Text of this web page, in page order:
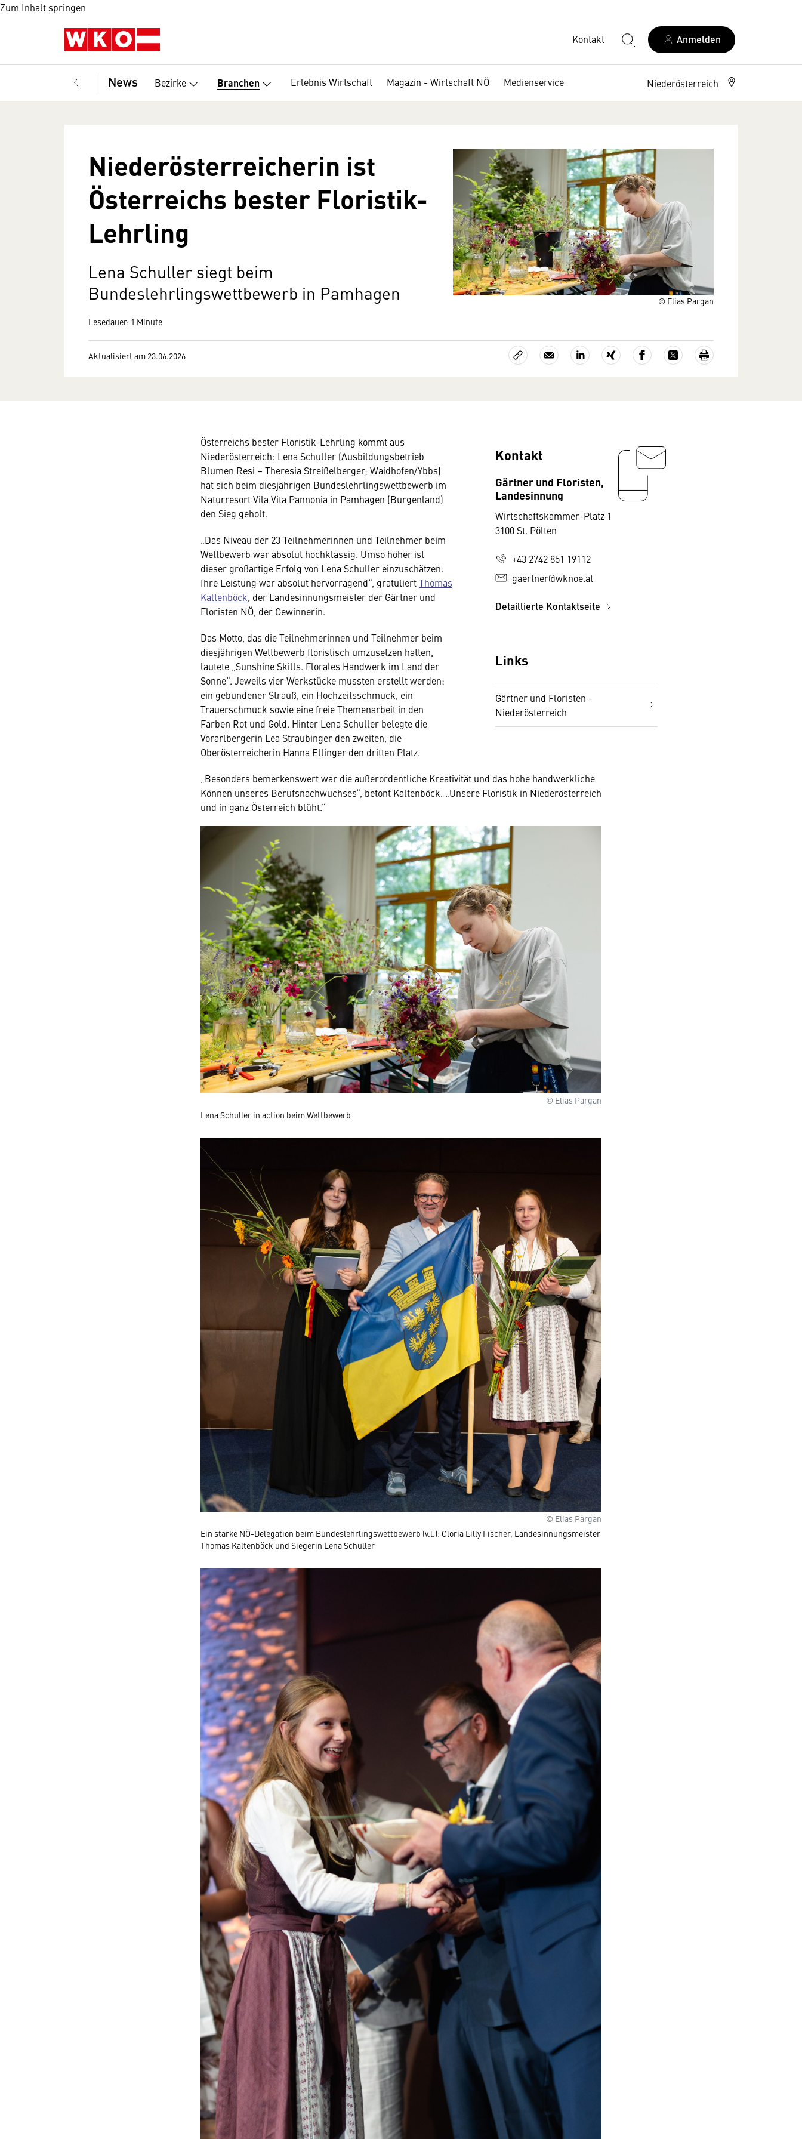
Zum Inhalt springen
Kontakt Anmelden
News Bezirke Branchen Erlebnis Wirtschaft Magazin - Wirtschaft NÖ Medienservice Niederösterreich
© Elias Pargan
Niederösterreicherin ist
Österreichs bester Floristik-
Lehrling
Lena Schuller siegt beim
Bundeslehrlingswettbewerb in Pamhagen
Lesedauer: 1 Minute
Aktualisiert am 23.06.2026
Kontakt
Gärtner und Floristen,
Landesinnung
Wirtschaftskammer-Platz 1
3100 St. Pölten
+43 2742 851 19112
gaertner@wknoe.at
Detaillierte Kontaktseite
Links
Gärtner und Floristen -
Niederösterreich
Österreichs bester Floristik-Lehrling kommt aus
Niederösterreich: Lena Schuller (Ausbildungsbetrieb
Blumen Resi – Theresia Streißelberger; Waidhofen/Ybbs)
hat sich beim diesjährigen Bundeslehrlingswettbewerb im
Naturresort Vila Vita Pannonia in Pamhagen (Burgenland)
den Sieg geholt.
„Das Niveau der 23 Teilnehmerinnen und Teilnehmer beim
Wettbewerb war absolut hochklassig. Umso höher ist
dieser großartige Erfolg von Lena Schuller einzuschätzen.
Ihre Leistung war absolut hervorragend“, gratuliertThomas
Kaltenböck , der Landesinnungsmeister der Gärtner und
Floristen NÖ, der Gewinnerin.
Das Motto, das die Teilnehmerinnen und Teilnehmer beim
diesjährigen Wettbewerb floristisch umzusetzen hatten,
lautete „Sunshine Skills. Florales Handwerk im Land der
Sonne“. Jeweils vier Werkstücke mussten erstellt werden:
ein gebundener Strauß, ein Hochzeitsschmuck, ein
Trauerschmuck sowie eine freie Themenarbeit in den
Farben Rot und Gold. Hinter Lena Schuller belegte die
Vorarlbergerin Lea Straubinger den zweiten, die
Oberösterreicherin Hanna Ellinger den dritten Platz.
„Besonders bemerkenswert war die außerordentliche Kreativität und das hohe handwerkliche
Können unseres Berufsnachwuchses“, betont Kaltenböck. „Unsere Floristik in Niederösterreich
und in ganz Österreich blüht.“
© Elias Pargan
Lena Schuller in action beim Wettbewerb
© Elias Pargan
Ein starke NÖ-Delegation beim Bundeslehrlingswettbewerb (v.l.): Gloria Lilly Fischer, Landesinnungsmeister
Thomas Kaltenböck und Siegerin Lena Schuller